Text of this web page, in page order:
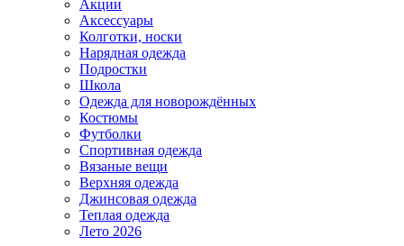
Акции
Аксессуары
Колготки, носки
Нарядная одежда
Подростки
Школа
Одежда для новорождённых
Костюмы
Футболки
Спортивная одежда
Вязаные вещи
Верхняя одежда
Джинсовая одежда
Теплая одежда
Лето 2026